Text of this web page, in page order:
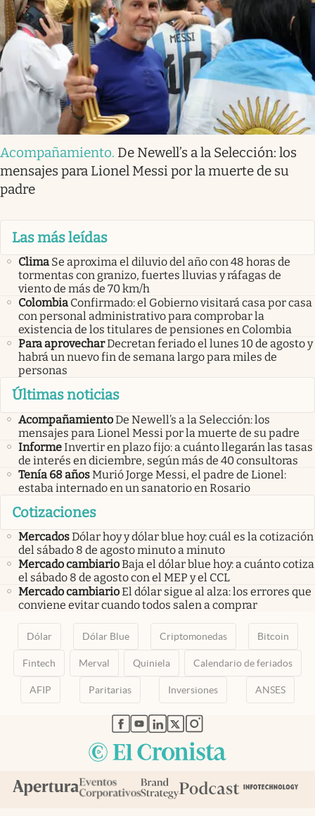
Acompañamiento. De Newell’s a la Selección: los
mensajes para Lionel Messi por la muerte de su
padre
Las más leídas
Clima Se aproxima el diluvio del año con 48 horas de
tormentas con granizo, fuertes lluvias y ráfagas de
viento de más de 70 km/h
Colombia Confirmado: el Gobierno visitará casa por casa
con personal administrativo para comprobar la
existencia de los titulares de pensiones en Colombia
Para aprovecharDecretan feriado el lunes 10 de agosto y
habrá un nuevo fin de semana largo para miles de
personas
Últimas noticias
AcompañamientoDe Newell’s a la Selección: los
mensajes para Lionel Messi por la muerte de su padre
InformeInvertir en plazo fijo: a cuánto llegarán las tasas
de interés en diciembre, según más de 40 consultoras
Tenía 68 añosMurió Jorge Messi, el padre de Lionel:
estaba internado en un sanatorio en Rosario
Cotizaciones
MercadosDólar hoy y dólar blue hoy: cuál es la cotización
del sábado 8 de agosto minuto a minuto
Mercado cambiarioBaja el dólar blue hoy: a cuánto cotiza
el sábado 8 de agosto con el MEP y el CCL
Mercado cambiarioEl dólar sigue al alza: los errores que
conviene evitar cuando todos salen a comprar
Dólar Dólar Blue Criptomonedas Bitcoin
Fintech Merval Quiniela Calendario de feriados
AFIP Paritarias Inversiones ANSES
abre en nueva pestaña
abre en nueva pestaña
abre en nueva pestaña
abre en nueva pestaña
abre en nueva pestaña